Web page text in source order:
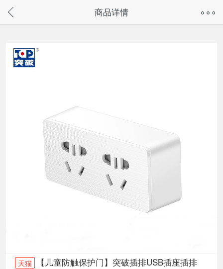
请通过微信或支付宝搜“奇兔客小程序”访问
商品详情
天猫 【儿童防触保护门】突破插排USB插座插排